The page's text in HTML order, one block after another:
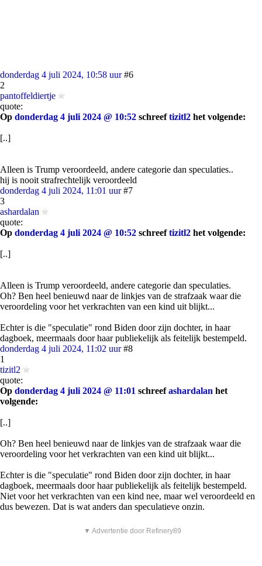
donderdag 4 juli 2024, 10:58 uur #6
2
pantoffeldiertje
quote:
Op donderdag 4 juli 2024 @ 10:52 schreeftizitl2 het volgende:
[..]
Alleen is Trump veroordeeld, andere categorie dan speculaties..
hij is nooit strafrechtelijk veroordeeld
donderdag 4 juli 2024, 11:01 uur #7
3
ashardalan
quote:
Op donderdag 4 juli 2024 @ 10:52 schreeftizitl2 het volgende:
[..]
Alleen is Trump veroordeeld, andere categorie dan speculaties.
Oh? Ben heel benieuwd naar de linkjes van de strafzaak waar die
veroordeling voor het verkrachten van een kind uit blijkt...
Echter is die "speculatie" rond Biden door zijn dochter, in haar
dagboek, meermaals door haar publiekelijk als feitelijk bestempeld.
donderdag 4 juli 2024, 11:02 uur #8
1
tizitl2
quote:
Op donderdag 4 juli 2024 @ 11:01 schreefashardalan het
volgende:
[..]
Oh? Ben heel benieuwd naar de linkjes van de strafzaak waar die
veroordeling voor het verkrachten van een kind uit blijkt...
Echter is die "speculatie" rond Biden door zijn dochter, in haar
dagboek, meermaals door haar publiekelijk als feitelijk bestempeld.
Niet voor het verkrachten van een kind nee, maar wel veroordeeld en
dus bewezen. Dat is wat anders dan speculatieve onzin.
▼ Advertentie door Refinery89